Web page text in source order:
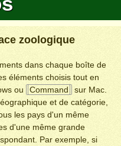
zoologique
dans chaque boîte de
éléments choisis tout en
ou Command
sur Mac.
et de catégorie,
les pays d'un même
d'une même grande
Par exemple, si